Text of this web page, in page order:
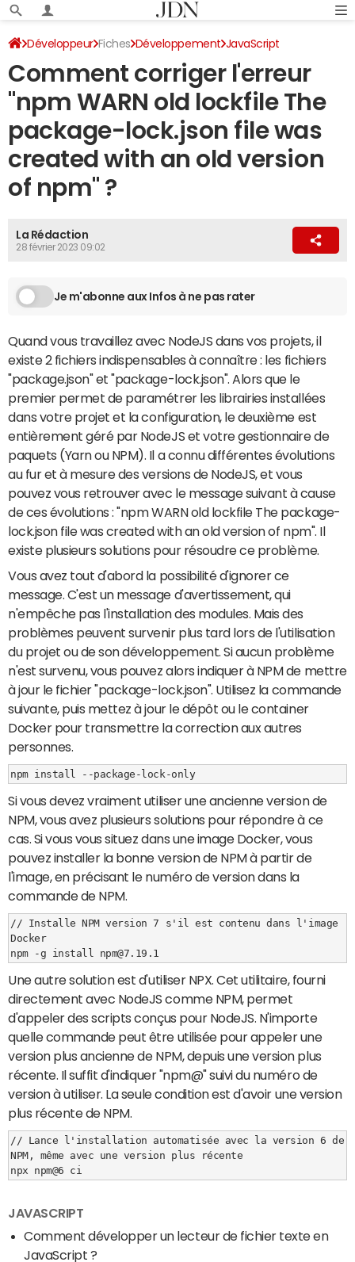
Développeur Fiches Développement JavaScript
Comment corriger l'erreur
"npm WARN old lockfile The
package-lock.json file was
created with an old version
of npm" ?
La Rédaction
28 février 2023 09:02
Je m'abonne aux Infos à ne pas rater
Quand vous travaillez avec NodeJS dans vos projets, il
existe 2 fichiers indispensables à connaître : les fichiers
"package.json" et "package-lock.json". Alors que le
premier permet de paramétrer les librairies installées
dans votre projet et la configuration, le deuxième est
entièrement géré par NodeJS et votre gestionnaire de
paquets (Yarn ou NPM). Il a connu différentes évolutions
au fur et à mesure des versions de NodeJS, et vous
pouvez vous retrouver avec le message suivant à cause
de ces évolutions : "npm WARN old lockfile The package-
lock.json file was created with an old version of npm". Il
existe plusieurs solutions pour résoudre ce problème.
Vous avez tout d'abord la possibilité d'ignorer ce
message. C'est un message d'avertissement, qui
n'empêche pas l'installation des modules. Mais des
problèmes peuvent survenir plus tard lors de l'utilisation
du projet ou de son développement. Si aucun problème
n'est survenu, vous pouvez alors indiquer à NPM de mettre
à jour le fichier "package-lock.json". Utilisez la commande
suivante, puis mettez à jour le dépôt ou le container
Docker pour transmettre la correction aux autres
personnes.
npm install --package-lock-only
Si vous devez vraiment utiliser une ancienne version de
NPM, vous avez plusieurs solutions pour répondre à ce
cas. Si vous vous situez dans une image Docker, vous
pouvez installer la bonne version de NPM à partir de
l'image, en précisant le numéro de version dans la
commande de NPM.
// Installe NPM version 7 s'il est contenu dans l'image
Docker
Une autre solution est d'utiliser NPX. Cet utilitaire, fourni
directement avec NodeJS comme NPM, permet
d'appeler des scripts conçus pour NodeJS. N'importe
quelle commande peut être utilisée pour appeler une
version plus ancienne de NPM, depuis une version plus
récente. Il suffit d'indiquer "npm@" suivi du numéro de
version à utiliser. La seule condition est d'avoir une version
plus récente de NPM.
// Lance l'installation automatisée avec la version 6 de
NPM, même avec une version plus récente
JAVASCRIPT
Comment développer un lecteur de fichier texte en
JavaScript ?